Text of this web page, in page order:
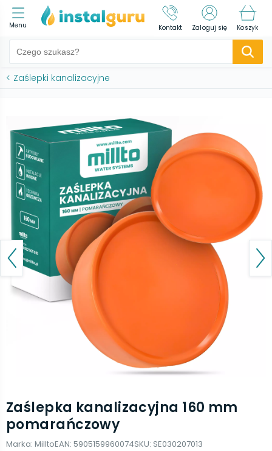
Menu Kontakt Zaloguj się Koszyk
< Zaślepki kanalizacyjne
Zaślepka kanalizacyjna 160 mm
pomarańczowy
Marka: MilltoEAN: 5905159960074SKU: SE030207013